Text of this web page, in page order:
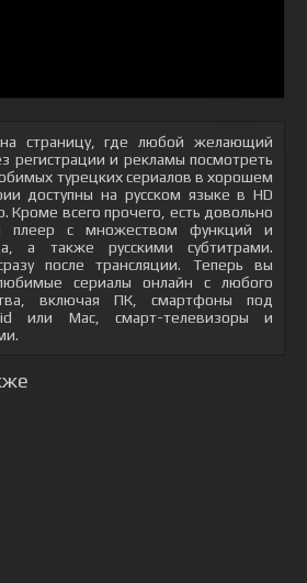
страницу, где любой желающий
регистрации и рекламы посмотреть
турецких сериалов в хорошем
доступны на русском языке в HD
Кроме всего прочего, есть довольно
плеер с множеством функций и
а также русскими субтитрами.
после трансляции. Теперь вы
сериалы онлайн с любого
включая ПК, смартфоны под
или Mac, смарт-телевизоры и